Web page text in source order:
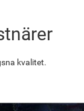
kvalitet.